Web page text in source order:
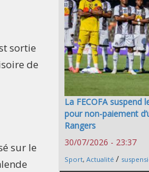
sortie
de
sur le
La FECOFA suspend
pour non-paiement
Rangers
30/07/2026 - 23:37
Sport, Actualité /